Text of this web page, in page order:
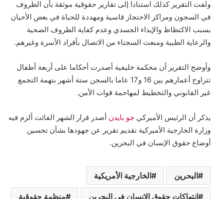
ولفت التقرير كذلك استنادا إلى تقارير حقوقية موثقة بأن الظروف
في السجون ومراكز الاحتجاز قاسية ومهددة للحياة في بعض الأحيان
بسبب الاكتظاظ والإيذاء الجسدي وعدم كفاية الظروف الصحية
والرعاية الطبية ومنعت السجناء من الاتصال بأفراد الأسرة وغيرهم.
وأوضح التقرير أن محكمة خليفية أصدرت أحكاما على أربعة أطفال
تتراوح أعمارهم بين 16 و17 عاما بالسجن ستة أشهر بتهمة التجمع
غير القانوني والتخطيط لمهاجمة قوات الأمن.
يذكر أن الرئيس الأميركي جو بايدن أصدر قرار الشهر الفائت ألزم فيه
وزارة الخارجية الأميركية تقديم تقرير عن جهودها بشأن تحسين
أوضاع حقوق الإنسان في البحرين.
البحرين الخارجية الأمريكية
انتهاكات حقوق الإنسان في البحرين منظمة حقوقية